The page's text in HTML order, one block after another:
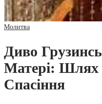
Молитва
Диво
Матері: Шлях
Спасіння